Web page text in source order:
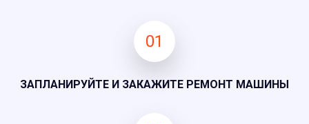
01
ЗАПЛАНИРУЙТЕ И ЗАКАЖИТЕ РЕМОНТ МАШИНЫ